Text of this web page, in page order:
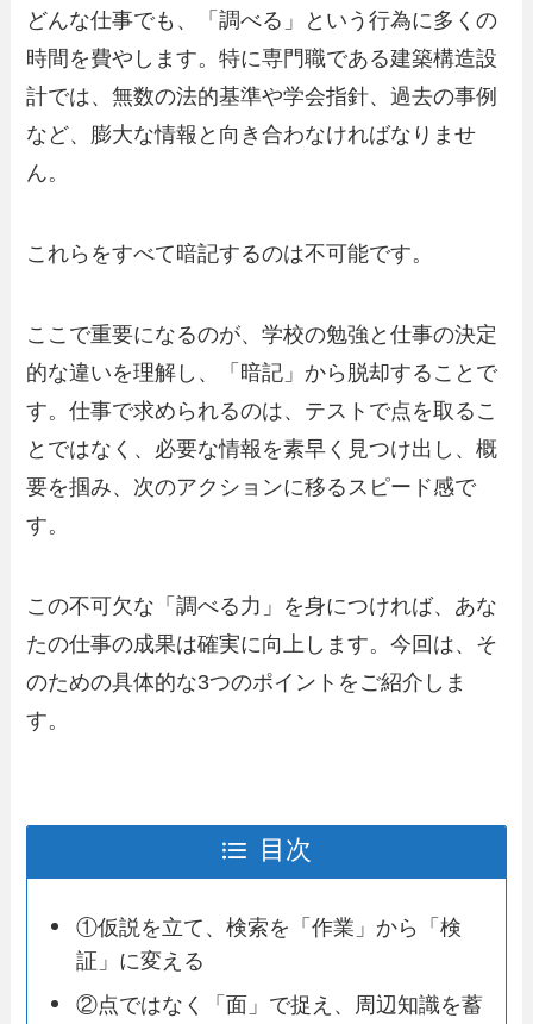
どんな仕事でも、「調べる」という行為に多くの
時間を費やします。特に専門職である建築構造設
計では、無数の法的基準や学会指針、過去の事例
など、膨大な情報と向き合わなければなりませ
ん。
これらをすべて暗記するのは不可能です。
ここで重要になるのが、学校の勉強と仕事の決定
的な違いを理解し、「暗記」から脱却することで
す。仕事で求められるのは、テストで点を取るこ
とではなく、必要な情報を素早く見つけ出し、概
要を掴み、次のアクションに移るスピード感で
す。
この不可欠な「調べる力」を身につければ、あな
たの仕事の成果は確実に向上します。今回は、そ
のための具体的な3つのポイントをご紹介しま
す。
目次
①仮説を立て、検索を「作業」から「検
証」に変える
②点ではなく「面」で捉え、周辺知識を蓄